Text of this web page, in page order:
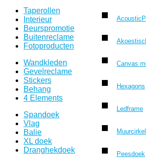
Canvas
Hexagons
Ledframe
Muurcirkel
Peesdoek
Taperollen
Interieur
Beurspromotie
Buitenreclame
Fotoproducten
Wandkleden
Gevelreclame
Stickers
Behang
4 Elements
Spandoek
Vlag
Balie
XL doek
Dranghekdoek